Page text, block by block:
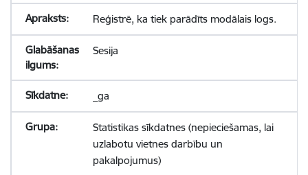
Reģistrē, ka tiek parādīts modālais logs.
Sesija
_ga
Statistikas sīkdatnes (nepieciešamas, lai
uzlabotu vietnes darbību un
pakalpojumus)